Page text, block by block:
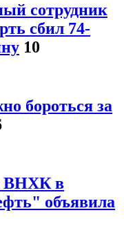
сотрудник
сбил 74-
10
бороться за
ВНХК в
объявила